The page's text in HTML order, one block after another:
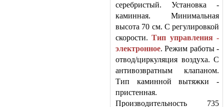
серебристый. Установка -
каминная. Минимальная
высота 70 см. С регулировкой
скорости.Тип управления -
электронное. Режим работы -
отвод/циркуляция воздуха. С
антивозвратным клапаном.
Тип каминной вытяжки -
пристенная.
Производительность 735